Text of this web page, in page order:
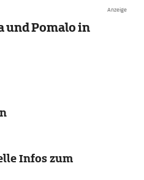
Anzeige
und Pomalo in
Infos zum